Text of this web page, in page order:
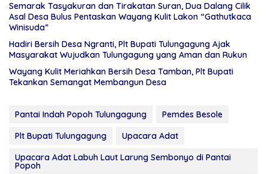
Semarak Tasyakuran dan Tirakatan Suran, Dua Dalang Cilik
Asal Desa Bulus Pentaskan Wayang Kulit Lakon “Gathutkaca
Winisuda”
Hadiri Bersih Desa Ngranti, Plt Bupati Tulungagung Ajak
Masyarakat Wujudkan Tulungagung yang Aman dan Rukun
Wayang Kulit Meriahkan Bersih Desa Tamban, Plt Bupati
Tekankan Semangat Membangun Desa
Pantai Indah Popoh Tulungagung
Pemdes Besole
Plt Bupati Tulungagung
Upacara Adat
Upacara Adat Labuh Laut Larung Sembonyo di Pantai
Popoh